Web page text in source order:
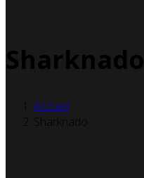
Sharknado
Accueil